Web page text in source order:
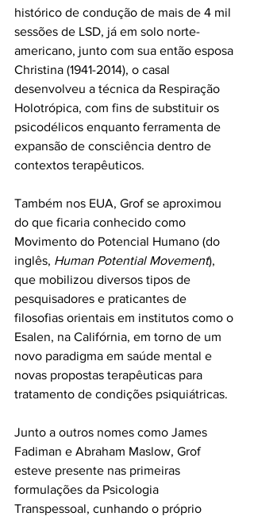
histórico de condução de mais de 4 mil
sessões de LSD, já em solo norte-
americano, junto com sua então esposa
Christina (1941-2014), o casal
desenvolveu a técnica da Respiração
Holotrópica, com fins de substituir os
psicodélicos enquanto ferramenta de
expansão de consciência dentro de
contextos terapêuticos.
Também nos EUA, Grof se aproximou
do que ficaria conhecido como
Movimento do Potencial Humano (do
inglês, Human Potential Movement),
que mobilizou diversos tipos de
pesquisadores e praticantes de
filosofias orientais em institutos como o
Esalen, na Califórnia, em torno de um
novo paradigma em saúde mental e
novas propostas terapêuticas para
tratamento de condições psiquiátricas.
Junto a outros nomes como James
Fadiman e Abraham Maslow, Grof
esteve presente nas primeiras
formulações da Psicologia
Transpessoal, cunhando o próprio